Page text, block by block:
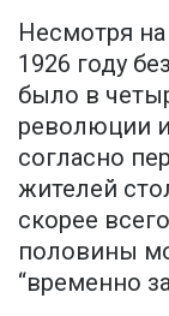
Несмотря
1926 году
было в
революции
согласно
жителей
скорее
половины
“временно